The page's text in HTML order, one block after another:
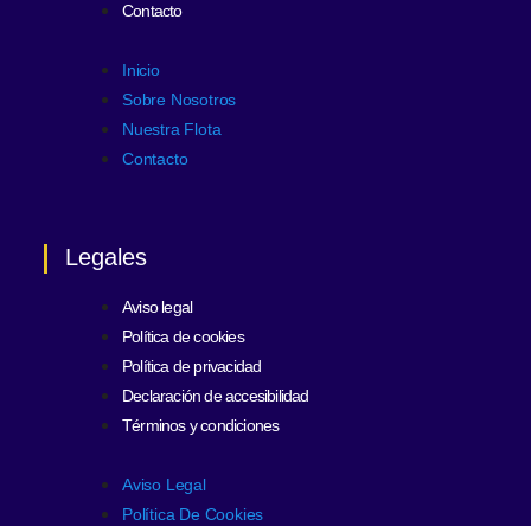
Contacto
Inicio
Sobre Nosotros
Nuestra Flota
Contacto
Legales
Aviso legal
Política de cookies
Política de privacidad
Declaración de accesibilidad
Términos y condiciones
Aviso Legal
Política De Cookies